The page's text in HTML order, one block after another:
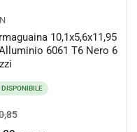
10,1x5,6x11,95
6061 T6 Nero 6
DISPONIBILE
Prezzo